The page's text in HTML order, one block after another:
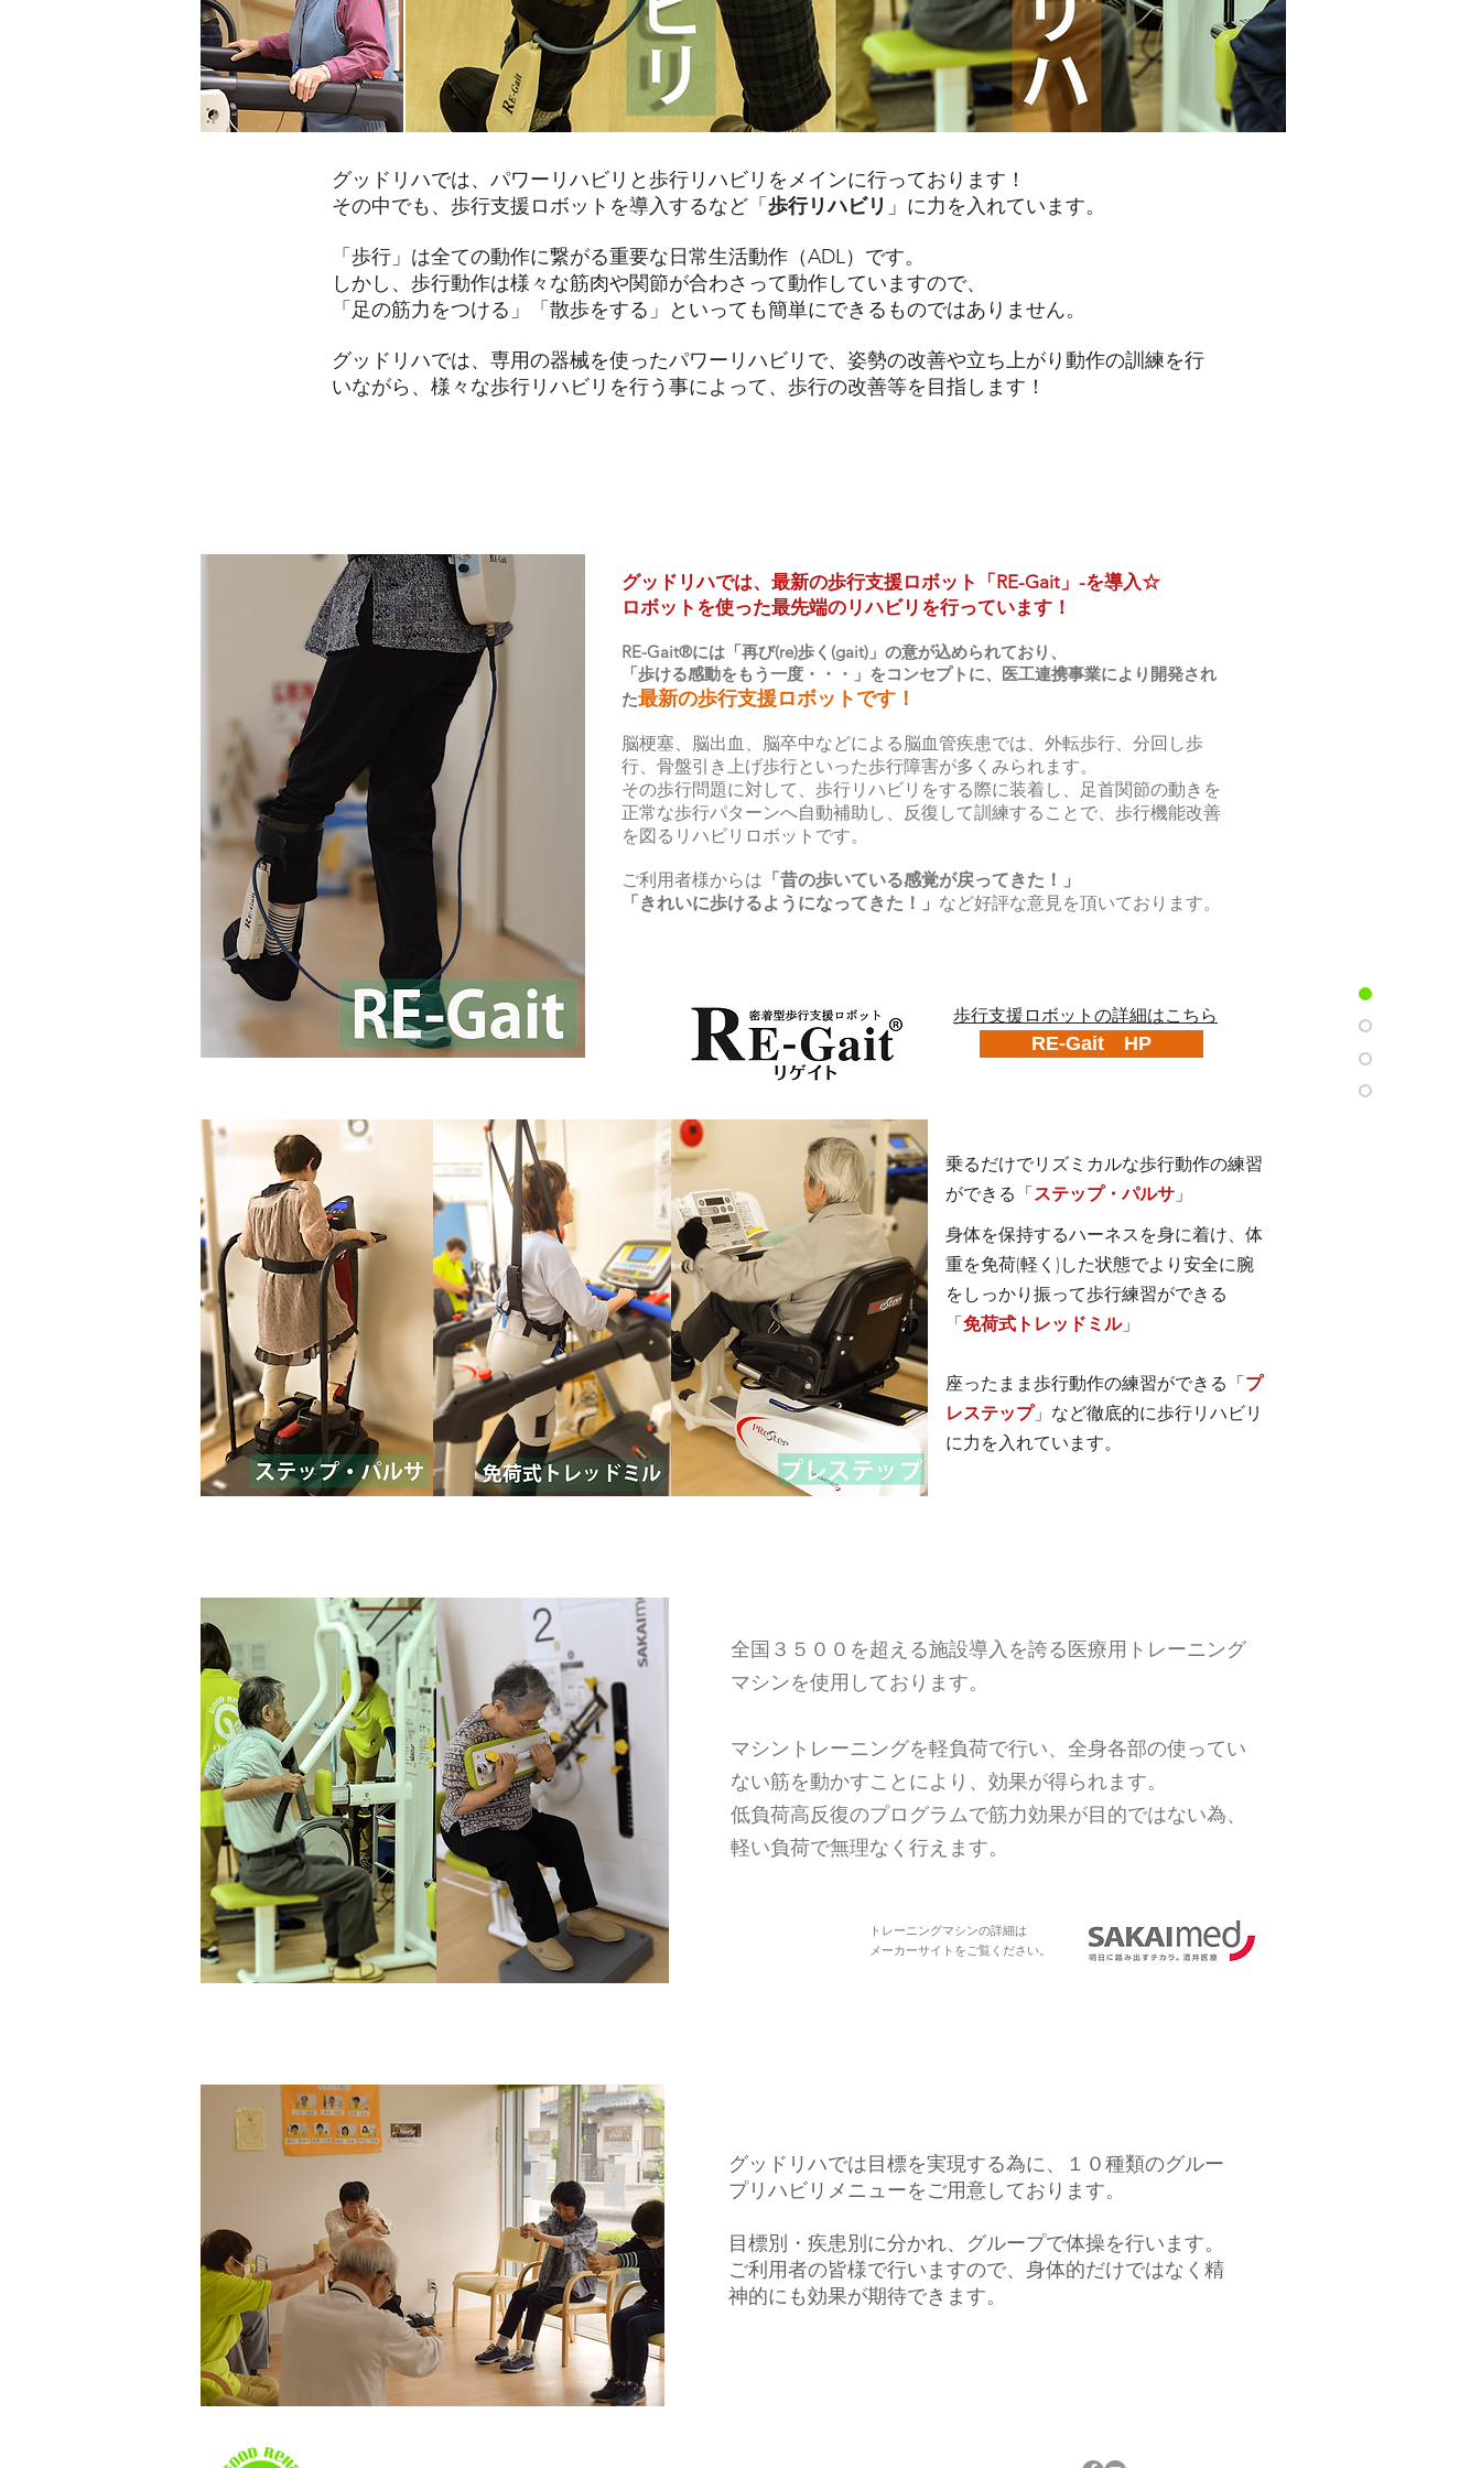
グッドリハでは、パワーリハビリと歩行リハビリをメインに行っております！​
​その中でも、歩行支援ロボットを導入するなど「 歩行リハビリ 」に力を入れています。
「歩行」は全ての動作に繋がる重要な日常生活動作（ADL）です。
しかし、歩行動作は様々な筋肉や関節が合わさって動作していますので、
「足の筋力をつける」「散歩をする」といっても簡単にできるものではありません。
​グッドリハでは、専用の器械を使ったパワーリハビリで、姿勢の改善や立ち上がり動作の訓練を行
いながら​、様々な歩行リハビリを行う事によって、歩行の改善等を目指します！
​グッドリハでは、最新の歩行支援ロボット「RE-Gait」-を導入☆
ロボットを使った最先端のリハビリを行っています！
RE-Gait®には「再び(re)歩く(gait)」の意が込められており、
「歩ける感動をもう一度・・・」をコンセプトに、医工連携事業により​開発され
た最新の歩行支援ロボットです！
脳梗塞、脳出血、脳卒中などによる脳血管疾患では、外転歩行、分回し歩
行、骨盤引き上げ歩行といった歩行障害が多くみられます。
その歩行問題に対して、歩行リハビリをする際に装着し、足首関節の動きを
正常な歩行パターンへ自動補助し、反復して訓練することで、歩行機能改善
を図るリハビリロボットです。
ご利用者様からは 「昔の歩いている感覚が戻ってきた！」
「きれいに歩けるようになってきた ！」 など好評な意見を頂いております。
RE-Gait HP
歩行支援ロボットの詳細はこちら
乗るだけでリズミカルな歩行動作の練習
ができる「ステップ・パルサ 」
身体を保持するハーネスを身に着け、 体
重を免荷(軽く)した状態でより安全に腕
をしっかり振って歩行練習ができる
「免荷式トレッドミル」
座ったまま歩行動作の練習ができる 「プ
レステップ」 など徹底的に歩行リハビリ
に力を入れています。
全国３５００を超える施設導入を誇る医療用トレーニング
マシンを使用しております。
マシントレーニングを軽負荷で行い、全身各部の使ってい
ない筋を動かすことにより、効果が得られます。
低負荷高反復のプログラムで筋力効果が目的ではない為、
軽い負荷で無理なく行えます。
トレーニングマシンの詳細は
​メーカーサイトをご覧ください。
グッドリハでは目標を​実現する為に、 １０種類のグルー
プリハビリメニューをご用意しております。
目標別・疾患別に分かれ、グループで体操を行います。
ご利用者の皆様で行いますので、 身体的だけではなく ​精
神的にも効果が期待できます。